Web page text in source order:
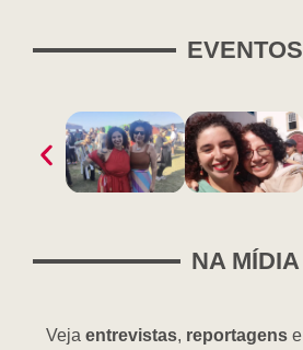
EVENTOS
NA MÍDIA
Veja entrevistas, reportagens e